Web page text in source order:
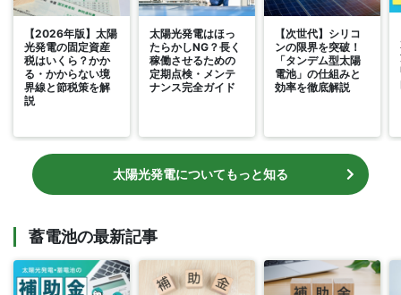
【2026年版】太陽
光発電の固定資産
税はいくら？かか
る・かからない境
界線と節税策を解
説
太陽光発電はほっ
たらかしNG？長く
稼働させるための
定期点検・メンテ
ナンス完全ガイド
【次世代】シリコ
ンの限界を突破！
「タンデム型太陽
電池」の仕組みと
効率を徹底解説
太陽光発電についてもっと知る
蓄電池の最新記事